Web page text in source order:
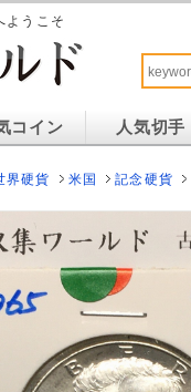
ようこそ
コイン 人気切手
界硬貨 米国 記念硬貨